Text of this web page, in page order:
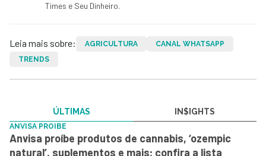
Times e Seu Dinheiro.
Leia mais sobre: AGRICULTURA
CANAL WHATSAPP
TRENDS
ÚLTIMAS IN$IGHTS
ANVISA PROIBE
Anvisa proíbe produtos de cannabis, ‘ozempic
natural’, suplementos e mais; confira a lista